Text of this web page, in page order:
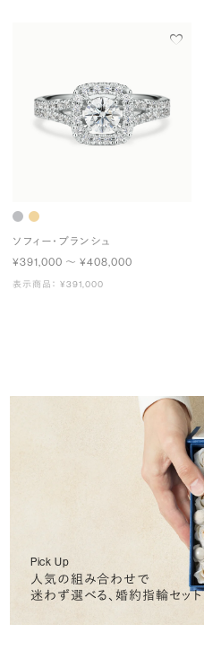
ソフィー・ブランシュ
¥391,000 〜 ¥408,000
表示商品： ¥391,000
Pick Up
人気の組み合わせで
迷わず選べる、婚約指輪セット